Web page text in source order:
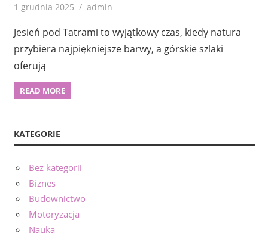
1 grudnia 2025 admin
Jesień pod Tatrami to wyjątkowy czas, kiedy natura
przybiera najpiękniejsze barwy, a górskie szlaki
oferują
READ MORE
KATEGORIE
Bez kategorii
Biznes
Budownictwo
Motoryzacja
Nauka